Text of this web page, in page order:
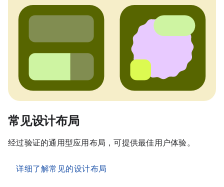
常见设计布局
经过验证的通用型应用布局，可提供最佳用户体验。
详细了解常见的设计布局